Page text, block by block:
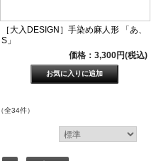
［大入DESIGN］手染め麻人形 「あ、
S」
価格：3,300円(税込)
（全34件）